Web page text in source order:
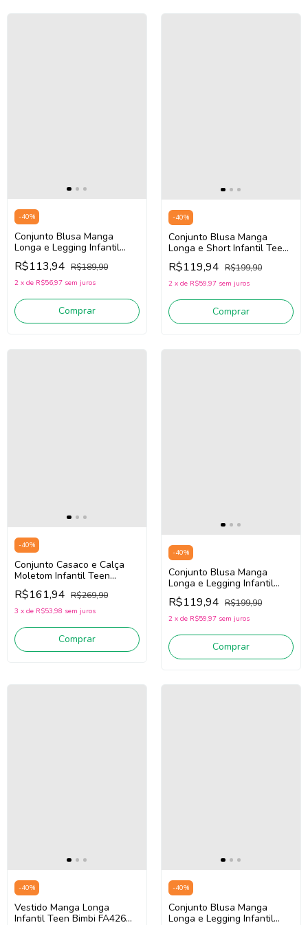
-40%
Conjunto Blusa Manga
Longa e Legging Infantil
Teen Menina Bimbi FA739
(Off White/Verde)
R$113,94 R$189,90
2 x de R$56,97 sem juros
Comprar
-40%
Conjunto Blusa Manga
Longa e Short Infantil Teen
Menina Bimbi FB081 (Rosa
Pink)
R$119,94 R$199,90
2 x de R$59,97 sem juros
Comprar
-40%
Conjunto Casaco e Calça
Moletom Infantil Teen
Menina Bimbi FA749 (Verde)
R$161,94 R$269,90
3 x de R$53,98 sem juros
Comprar
-40%
Conjunto Blusa Manga
Longa e Legging Infantil
Teen Menina Bimbi FA768
(Bege/Rosa Pink)
R$119,94 R$199,90
2 x de R$59,97 sem juros
Comprar
-40%
Vestido Manga Longa
Infantil Teen Bimbi FA426
-40%
Conjunto Blusa Manga
Longa e Legging Infantil